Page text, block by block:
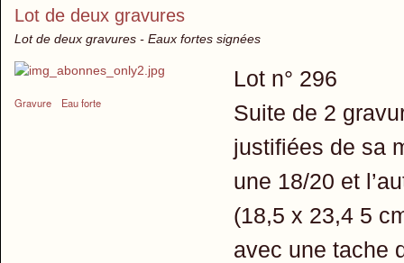
Lot de deux gravures
Lot de deux gravures - Eaux fortes signées
Gravure Eau forte
Lot n° 296
Suite de 2
justifiées de sa
une 18/20 et
(18,5 x 23,4 5
avec une tache